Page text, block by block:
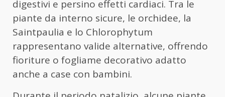
digestivi e persino effetti cardiaci. Tra le
piante da interno sicure, le orchidee, la
Saintpaulia e lo Chlorophytum
rappresentano valide alternative, offrendo
fioriture o fogliame decorativo adatto
anche a case con bambini.